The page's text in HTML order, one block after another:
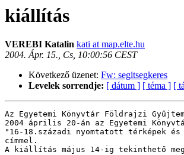
kiállítás
VEREBI Katalin kati at map.elte.hu
2004. Ápr. 15., Cs, 10:00:56 CEST
Következő üzenet: Fw: segitsegkeres
Levelek sorrendje: [ dátum ] [ téma ] [
Az Egyetemi Könyvtár Földrajzi
2004 április 20-án az Egyetemi
"16-18.századi nyomtatott térképek és
címmel.
A kiállítás május 14-ig tekinthető